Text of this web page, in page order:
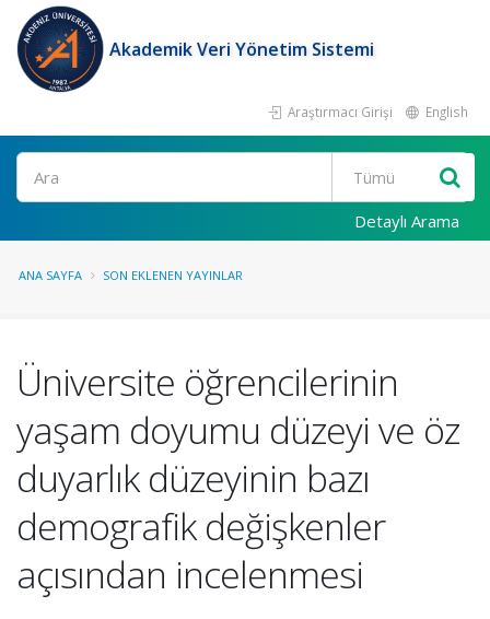
Akademik Veri Yönetim Sistemi
Araştırmacı Girişi English
Ara
Detaylı Arama
ANA SAYFA SON EKLENEN YAYINLAR
Üniversite öğrencilerinin
yaşam doyumu düzeyi ve öz
duyarlık düzeyinin bazı
demografik değişkenler
açısından incelenmesi